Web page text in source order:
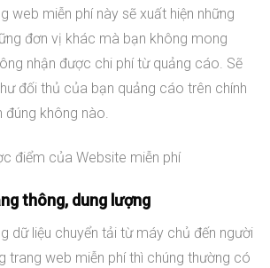
web miễn phí này sẽ xuất hiện những
đơn vị khác mà bạn không mong
nhận được chi phí từ quảng cáo. Sẽ
đối thủ của bạn quảng cáo trên chính
không nào.
thông, dung lượng
dữ liệu chuyển tải từ máy chủ đến người
trang web miễn phí thì chúng thường có